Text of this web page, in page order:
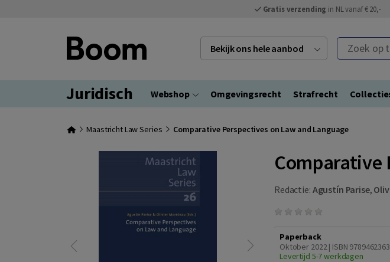
Gratis verzending in NL vanaf € 20,-
Bekijk ons hele aanbod Zoek op
Juridisch Webshop Omgevingsrecht Strafrecht
Maastricht Law Series Comparative Perspectives on Law and Language
Comparative
Redactie: Agustín Parise,
Paperback
Oktober 2022 | ISBN
Levertijd 5-7 werkdagen